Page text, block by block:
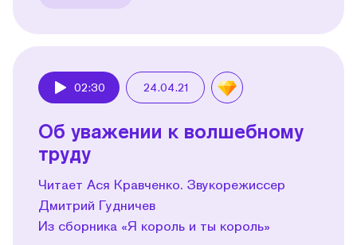
02:30 24.04.21
Об уважении к волшебному
труду
Читает Ася Кравченко. Звукорежиссер
Дмитрий Гудничев
Из сборника «Я король и ты король»